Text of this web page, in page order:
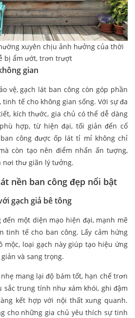
xuyên chịu ảnh hưởng của thời
bị ẩm ướt, trơn trượt
gian
vệ, gạch lát ban công còn góp phần
tinh tế cho không gian sống. Với sự đa
kích thước, gia chủ có thể dễ dàng
hợp, từ hiện đại, tối giản đến cổ
công được ốp lát tỉ mỉ không chỉ
còn tạo nên điểm nhấn ấn tượng,
nơi thư giãn lý tưởng.
nền ban công đẹp nổi bật
gạch giả bê tông
đến một diện mạo hiện đại, mạnh mẽ
tinh tế cho ban công. Lấy cảm hứng
loại gạch này giúp tạo hiệu ứng
và sang trọng.
mang lại độ bám tốt, hạn chế trơn
trung tính như xám khói, ghi đậm
kết hợp với nội thất xung quanh.
cho những gia chủ yêu thích sự tinh